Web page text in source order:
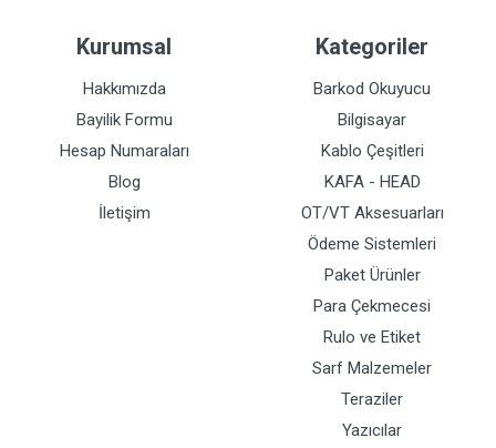
Kurumsal
Hakkımızda
Bayilik Formu
Hesap Numaraları
Blog
İletişim
Kategoriler
Barkod Okuyucu
Bilgisayar
Kablo Çeşitleri
KAFA - HEAD
OT/VT Aksesuarları
Ödeme Sistemleri
Paket Ürünler
Para Çekmecesi
Rulo ve Etiket
Sarf Malzemeler
Teraziler
Yazıcılar